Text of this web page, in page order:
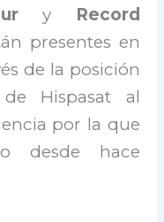
y Record
presentes en
de la posición
Hispasat al
por la que
desde hace